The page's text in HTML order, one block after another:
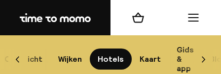
Home
Overzicht Wijken Hotels Kaart
Gids
&
app
Scroll naar links
Winkelmand Menu